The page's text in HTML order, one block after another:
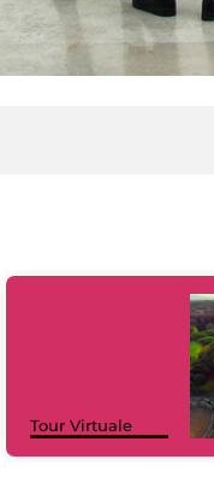
Tour Virtuale